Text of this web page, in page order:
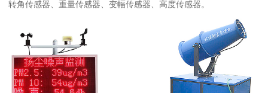
转角传感器、重量传感器、变幅传感器、高度传感器。